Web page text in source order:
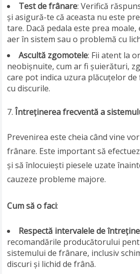
Test de frânare: Verifică
și asigură-te că aceasta nu este
tare. Dacă pedala este prea
aer în sistem sau o problemă cu
Ascultă zgomotele: Fii atent la
neobișnuite, cum ar fi șuierături,
care pot indica uzura plăcuțelor
cu discurile.
Întreținerea frecventă a
Prevenirea este cheia când vine
frânare. Este important să
și să înlocuiești piesele uzate
cauzeze probleme majore.
Cum să o faci:
Respectă intervalele de
recomandările producătorului
sistemului de frânare, inclusiv
discuri și lichid de frână.